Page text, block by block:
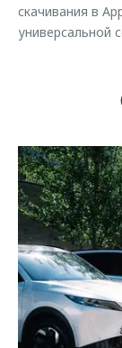
скачивания в
универсальной